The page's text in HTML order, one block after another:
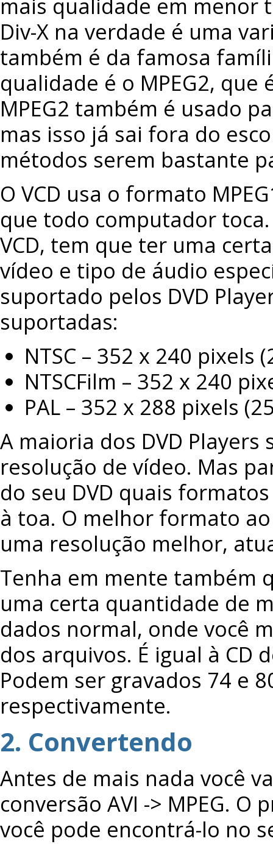
Div-X na verdade é uma
também é da famosa
qualidade é o MPEG2, que
MPEG2 também é usado
mas isso já sai fora do
métodos serem bastante
O VCD usa o formato
que todo computador
VCD, tem que ter uma
vídeo e tipo de áudio
suportado pelos DVD
suportadas:
NTSC – 352 x 240
NTSCFilm – 352 x 240
PAL – 352 x 288 pixels
A maioria dos DVD
resolução de vídeo. Mas
do seu DVD quais
à toa. O melhor formato
uma resolução melhor,
Tenha em mente também
uma certa quantidade de
dados normal, onde você
dos arquivos. É igual à CD
Podem ser gravados 74 e
respectivamente.
2. Convertendo
Antes de mais nada você
conversão AVI -> MPEG. O
você pode encontrá-lo no